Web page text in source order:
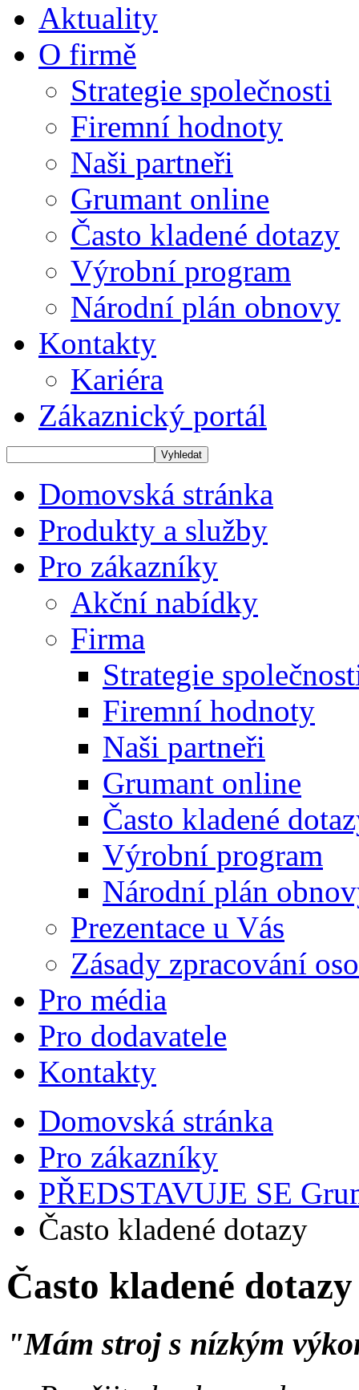
Aktuality
O firmě
Strategie společnosti
Firemní hodnoty
Naši partneři
Grumant online
Často kladené dotazy
Výrobní program
Národní plán obnovy
Kontakty
Kariéra
Zákaznický portál
Domovská stránka
Produkty a služby
Pro zákazníky
Akční nabídky
Firma
Strategie
Firemní hodnoty
Naši partneři
Grumant online
Často kladené
Výrobní program
Národní plán
Prezentace u Vás
Zásady zpracování
Pro média
Pro dodavatele
Kontakty
Domovská stránka
Pro zákazníky
PŘEDSTAVUJE SE
Často kladené dotazy
Často kladené dotazy
"Mám stroj s nízkým